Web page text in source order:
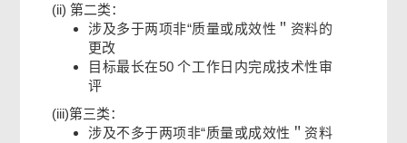
(ii) 第二类：
涉及多于两项非“质量或成效性＂资料的
更改
目标最长在50 个工作日内完成技术性审
评
(iii)第三类：
涉及不多于两项非“质量或成效性＂资料